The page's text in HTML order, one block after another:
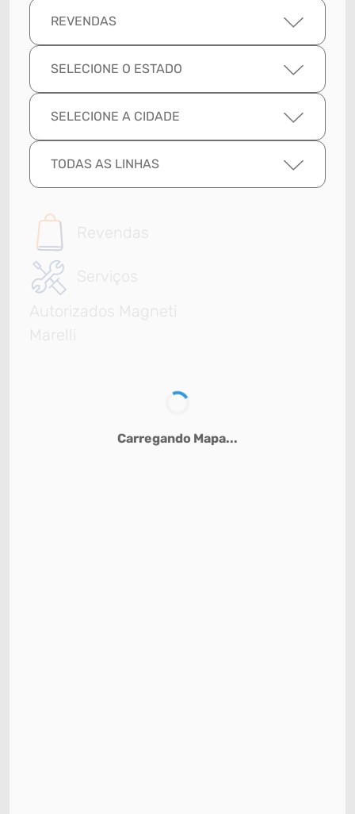
REVENDAS
SELECIONE O ESTADO
SELECIONE A CIDADE
TODAS AS LINHAS
Revendas
Serviços
Autorizados Magneti
Marelli